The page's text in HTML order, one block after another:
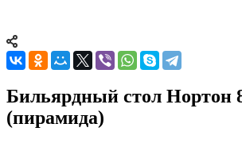
Бильярдный стол Нортон
(пирамида)